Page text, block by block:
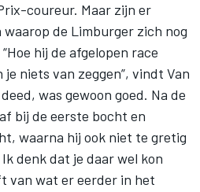
coureur. Maar zijn er
de Limburger zich nog
hij de afgelopen race
niets van zeggen”, vindt Van
was gewoon goed. Na de
bij de eerste bocht en
waarna hij ook niet te gretig
denk dat je daar wel kon
van wat er eerder in het